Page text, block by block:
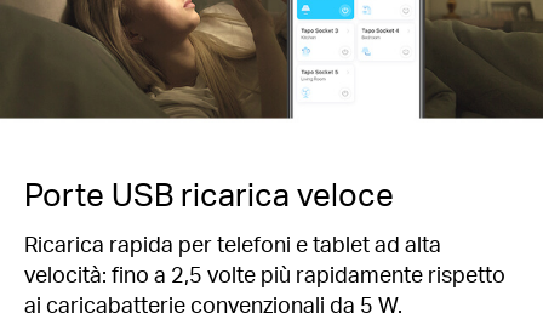
Porte USB ricarica veloce
Ricarica rapida per telefoni e tablet ad alta
velocità: fino a 2,5 volte più rapidamente rispetto
ai caricabatterie convenzionali da 5 W.